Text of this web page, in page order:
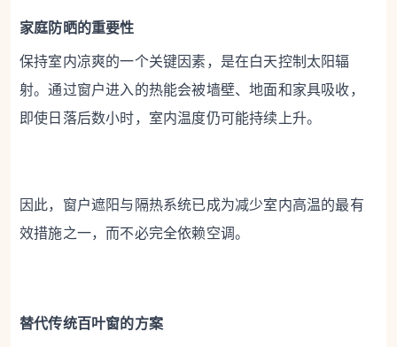
家庭防晒的重要性
保持室内凉爽的一个关键因素，是在白天控制太阳辐
射。通过窗户进入的热能会被墙壁、地面和家具吸收，
即使日落后数小时，室内温度仍可能持续上升。
因此，窗户遮阳与隔热系统已成为减少室内高温的最有
效措施之一，而不必完全依赖空调。
替代传统百叶窗的方案